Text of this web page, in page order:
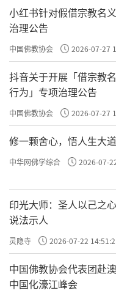
倒尽胃口，就把
者。尊者这才向他
向富翁夫妇说，
祇树给孤独园等
尊者去见佛陀，并
供养之后，佛陀宣
人因而了悟佛法。
小红书针对假借宗教名
治理公告
中国佛教协会 2026-07-27
抖音关于开展「借宗教
行为」专项治理公告
中国佛教协会 2026-07-27
修一颗舍心，悟人生大道
中华网佛学综合 2026-07-
印光大师：圣人以己之
说法示人
灵隐寺 2026-07-22
中国佛教协会代表团赴
中国化濠江峰会